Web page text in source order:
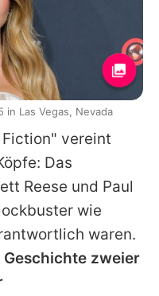
vereint
Das
Reese und Paul
wie
waren.
zweier
in Las Vegas, Nevada